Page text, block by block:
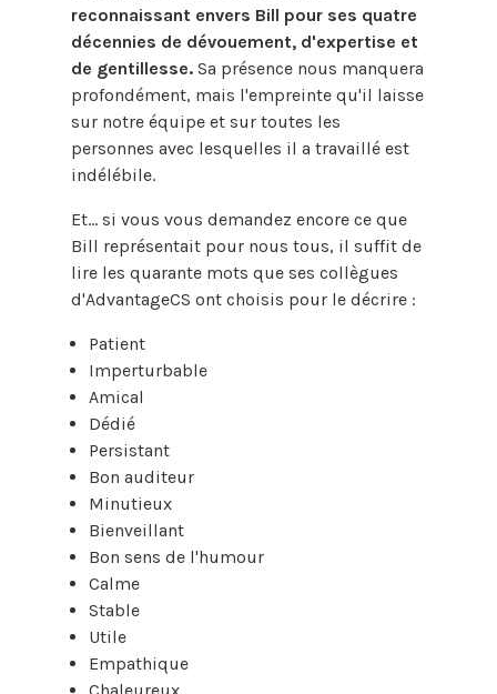
reconnaissant envers Bill pour ses quatre
décennies de dévouement, d'expertise et
de gentillesse. Sa présence nous manquera
profondément, mais l'empreinte qu'il laisse
sur notre équipe et sur toutes les
personnes avec lesquelles il a travaillé est
indélébile.
Et… si vous vous demandez encore ce que
Bill représentait pour nous tous, il suffit de
lire les quarante mots que ses collègues
d'AdvantageCS ont choisis pour le décrire :
Patient
Imperturbable
Amical
Dédié
Persistant
Bon auditeur
Minutieux
Bienveillant
Bon sens de l'humour
Calme
Stable
Utile
Empathique